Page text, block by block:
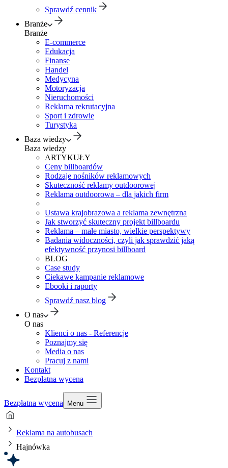
Sprawdź cennik
Branże
Branże
E-commerce
Edukacja
Finanse
Handel
Medycyna
Motoryzacja
Nieruchomości
Reklama rekrutacyjna
Sport i zdrowie
Turystyka
Baza wiedzy
Baza wiedzy
ARTYKUŁY
Ceny billboardów
Rodzaje nośników reklamowych
Skuteczność reklamy outdoorowej
Reklama outdoorowa – dla jakich firm
Ustawa krajobrazowa a reklama zewnętrzna
Jak stworzyć skuteczny projekt billboardu
Reklama – małe miasto, wielkie perspektywy
Badania widoczności, czyli jak sprawdzić jaką
efektywność przynosi billboard
BLOG
Case study
Ciekawe kampanie reklamowe
Ebooki i raporty
Sprawdź nasz blog
O nas
O nas
Klienci o nas - Referencje
Poznajmy się
Media o nas
Pracuj z nami
Kontakt
Bezpłatna wycena
Bezpłatna wycena Menu
Reklama na autobusach
Hajnówka